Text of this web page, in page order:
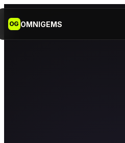
OG OMNIGEMS